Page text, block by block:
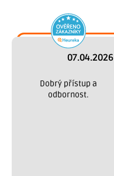
07.04.2026
odbornost.